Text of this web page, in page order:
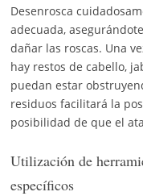
Desenrosca
adecuada,
dañar las roscas. Una
hay restos de cabello,
puedan estar
residuos facilitará la
posibilidad de que el
Utilización de
específicos